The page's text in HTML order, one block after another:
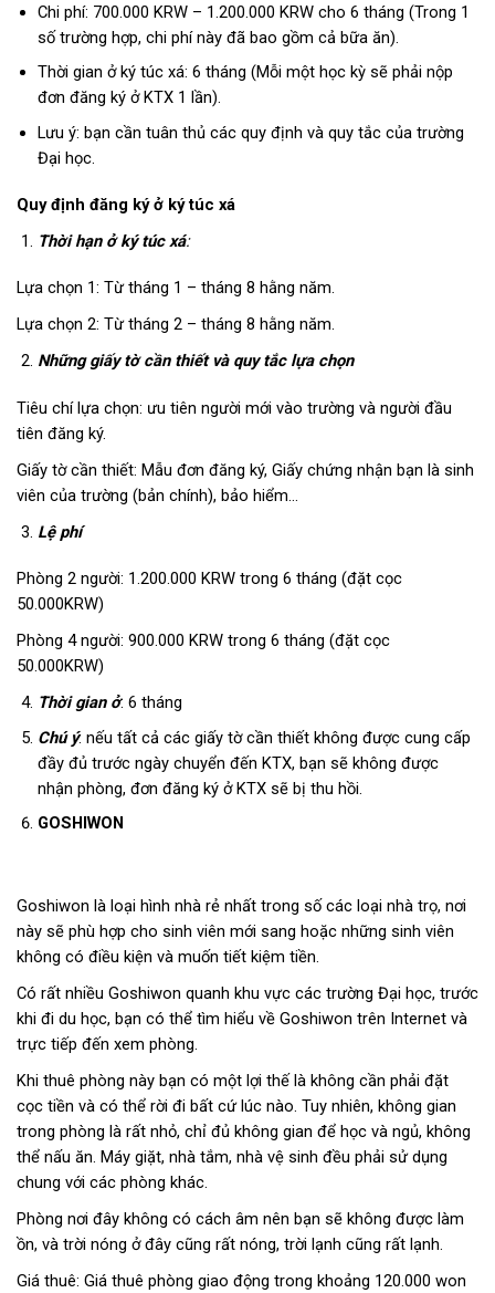
Chi phí: 700.000 KRW – 1.200.000 KRW cho 6 tháng (Trong 1
số trường hợp, chi phí này đã bao gồm cả bữa ăn).
Thời gian ở ký túc xá: 6 tháng (Mỗi một học kỳ sẽ phải nộp
đơn đăng ký ở KTX 1 lần).
Lưu ý: bạn cần tuân thủ các quy định và quy tắc của trường
Đại học.
Quy định đăng ký ở ký túc xá
Thời hạn ở ký túc xá:
Lựa chọn 1: Từ tháng 1 – tháng 8 hằng năm.
Lựa chọn 2: Từ tháng 2 – tháng 8 hằng năm.
Những giấy tờ cần thiết và quy tắc lựa chọn
Tiêu chí lựa chọn: ưu tiên người mới vào trường và người đầu
tiên đăng ký.
Giấy tờ cần thiết: Mẫu đơn đăng ký, Giấy chứng nhận bạn là sinh
viên của trường (bản chính), bảo hiểm…
Lệ phí
Phòng 2 người: 1.200.000 KRW trong 6 tháng (đặt cọc
50.000KRW)
Phòng 4 người: 900.000 KRW trong 6 tháng (đặt cọc
50.000KRW)
Thời gian ở: 6 tháng
Chú ý: nếu tất cả các giấy tờ cần thiết không được cung cấp
đầy đủ trước ngày chuyển đến KTX, bạn sẽ không được
nhận phòng, đơn đăng ký ở KTX sẽ bị thu hồi.
GOSHIWON
Goshiwon là loại hình nhà rẻ nhất trong số các loại nhà trọ, nơi
này sẽ phù hợp cho sinh viên mới sang hoặc những sinh viên
không có điều kiện và muốn tiết kiệm tiền.
Có rất nhiều Goshiwon quanh khu vực các trường Đại học, trước
khi đi du học, bạn có thể tìm hiểu về Goshiwon trên Internet và
trực tiếp đến xem phòng.
Khi thuê phòng này bạn có một lợi thế là không cần phải đặt
cọc tiền và có thể rời đi bất cứ lúc nào. Tuy nhiên, không gian
trong phòng là rất nhỏ, chỉ đủ không gian để học và ngủ, không
thể nấu ăn. Máy giặt, nhà tắm, nhà vệ sinh đều phải sử dụng
chung với các phòng khác.
Phòng nơi đây không có cách âm nên bạn sẽ không được làm
ồn, và trời nóng ở đây cũng rất nóng, trời lạnh cũng rất lạnh.
Giá thuê: Giá thuê phòng giao động trong khoảng 120.000 won